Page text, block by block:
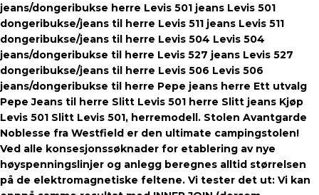
jeans/dongeribukse herre Levis 501 jeans Levis 501
dongeribukse/jeans til herre Levis 511 jeans Levis 511
dongeribukse/jeans til herre Levis 504 Levis 504
jeans/dongeribukse til herre Levis 527 jeans Levis 527
dongeribukse/jeans til herre Levis 506 Levis 506
jeans/dongeribukse til herre Pepe jeans herre Ett utvalg
Pepe Jeans til herre Slitt Levis 501 herre Slitt jeans Kjøp
Levis 501 Slitt Levis 501, herremodell. Stolen Avantgarde
Noblesse fra Westfield er den ultimate campingstolen!
Ved alle konsesjonssøknader for etablering av nye
høyspenningslinjer og anlegg beregnes alltid størrelsen
på de elektromagnetiske feltene. Vi tester det ut: Vi kan